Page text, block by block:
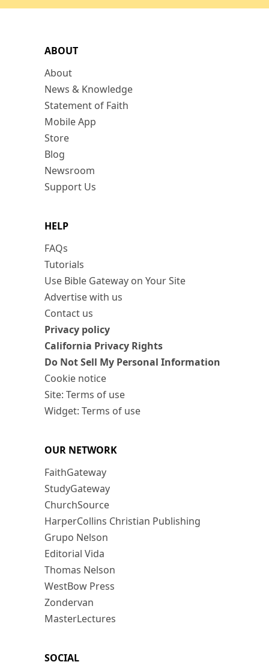
ABOUT
About
News & Knowledge
Statement of Faith
Mobile App
Store
Blog
Newsroom
Support Us
HELP
FAQs
Tutorials
Use Bible Gateway on Your Site
Advertise with us
Contact us
Privacy policy
California Privacy Rights
Do Not Sell My Personal Information
Cookie notice
Site: Terms of use
Widget: Terms of use
OUR NETWORK
FaithGateway
StudyGateway
ChurchSource
HarperCollins Christian Publishing
Grupo Nelson
Editorial Vida
Thomas Nelson
WestBow Press
Zondervan
MasterLectures
SOCIAL